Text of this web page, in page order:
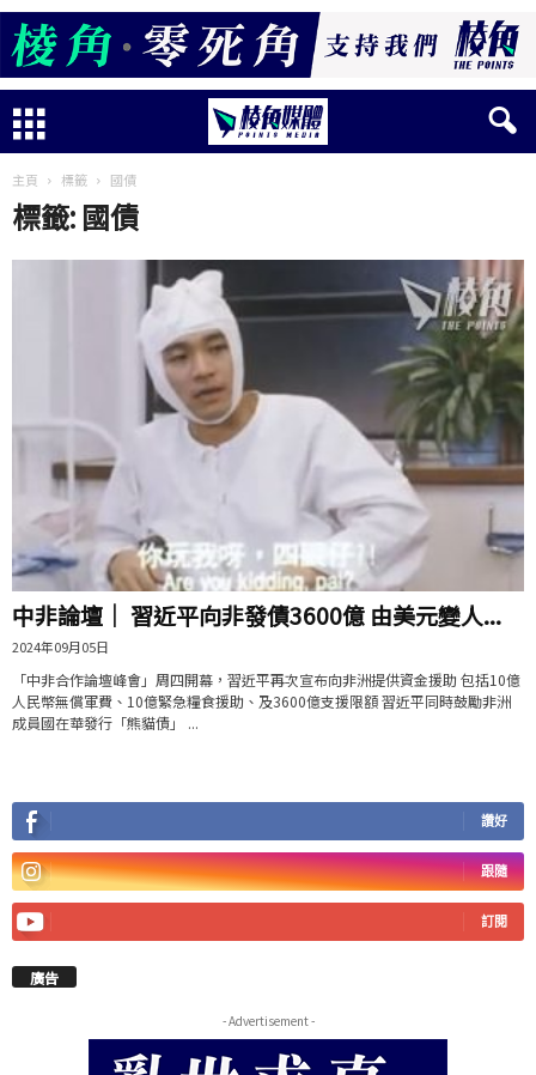
主頁 標籤 國債
標籤: 國債
中非論壇｜ 習近平向非發債3600億 由美元變人...
2024年09月05日
「中非合作論壇峰會」周四開幕，習近平再次宣布向非洲提供資金援助 包括10億
人民幣無償軍費、10億緊急糧食援助、及3600億支援限額 習近平同時鼓勵非洲
成員國在華發行「熊貓債」 ...
讚好
跟隨
訂閱
廣告
- Advertisement -